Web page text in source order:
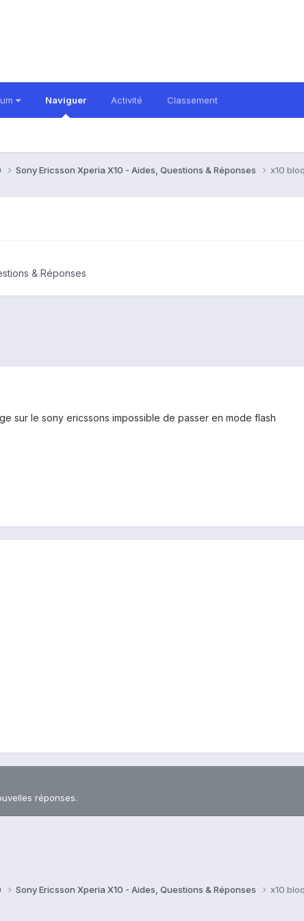
Naviguer Activité Classement
Sony Ericsson Xperia X10 - Aides, Questions & Réponses x10
& Réponses
sur le sony ericssons impossible de passer en mode flash
réponses.
Sony Ericsson Xperia X10 - Aides, Questions & Réponses x10